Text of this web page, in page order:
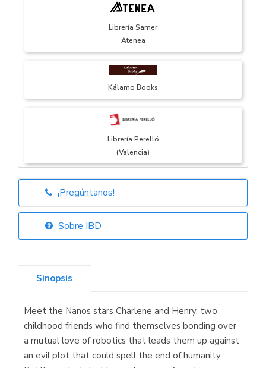
Librería Samer
Atenea
Kálamo Books
Librería Perelló
(Valencia)
Librería Elías
Librería Proteo
¡Pregúntanos!
Sobre IBD
Sinopsis
Meet the Nanos stars Charlene and Henry, two
childhood friends who find themselves bonding over
a mutual love of robotics that leads them up against
an evil plot that could spell the end of humanity.